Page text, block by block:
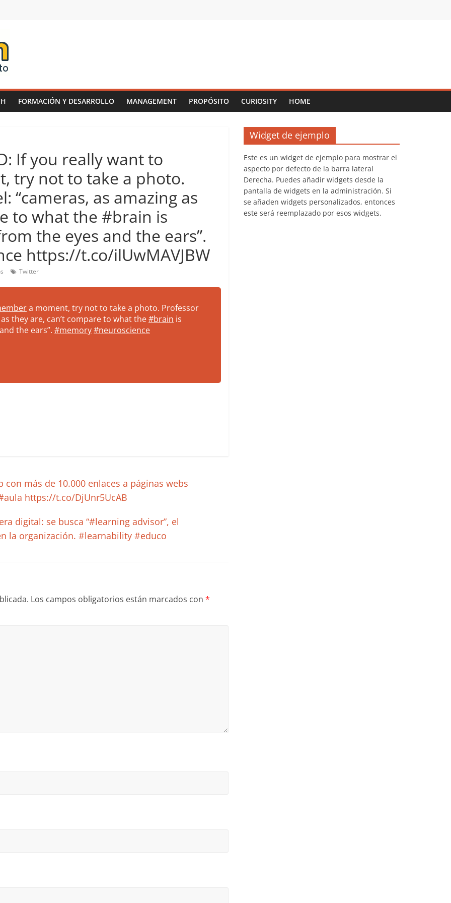
FORMACIÓN Y DESARROLLO MANAGEMENT PROPÓSITO CURIOSITY HOME
If you really want to
try not to take a photo.
“cameras, as amazing as
to what the #brain is
the eyes and the ears”.
https://t.co/ilUwMAVJBW
Twitter
a moment, try not to take a photo. Professor
they are, can’t compare to what the#brain is
the ears”. #memory#neuroscience
con más de 10.000 enlaces a páginas webs
https://t.co/DjUnr5UcAB
digital: se busca “#learning advisor”, el
la organización. #learnability #educo
Los campos obligatorios están marcados con *
Widget de ejemplo
Este es un widget de ejemplo para mostrar el
aspecto por defecto de la barra lateral
Derecha. Puedes añadir widgets desde la
pantalla de widgets en la administración. Si
se añaden widgets personalizados, entonces
este será reemplazado por esos widgets.